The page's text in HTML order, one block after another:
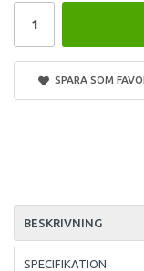
SPARA SOM
BESKRIVNING
SPECIFIKATION